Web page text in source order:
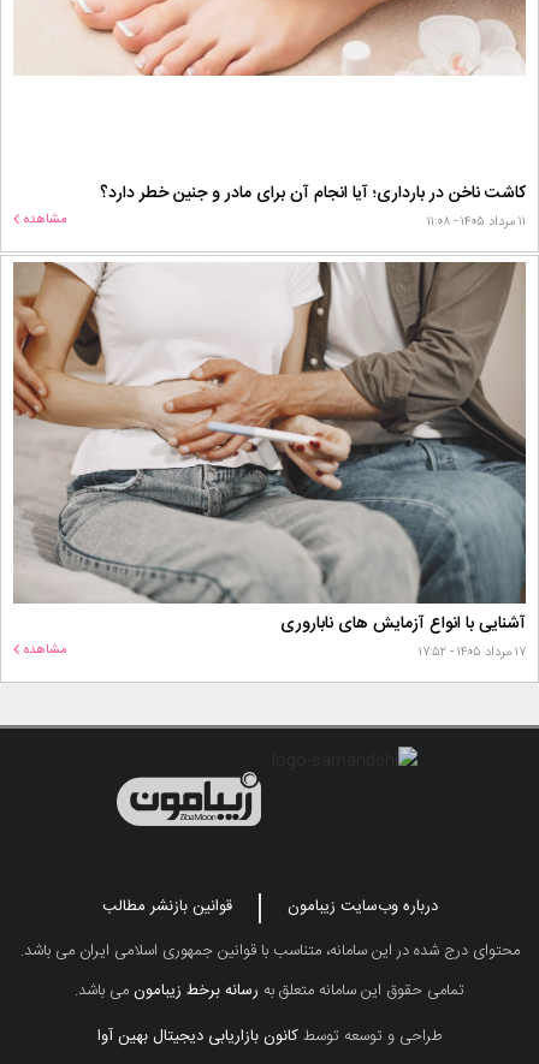
کاشت ناخن در بارداری؛ آیا انجام آن برای مادر و جنین خطر دارد؟
۱۱ مرداد ۱۴۰۵ - ۱۱:۰۸ مشاهده
آشنایی با انواع آزمایش های ناباروری
۱۷ مرداد ۱۴۰۵ - ۱۷:۵۲ مشاهده
درباره وب‌سایت زیبامون
قوانین بازنشر مطالب
محتوای درج شده در این سامانه، متناسب با قوانین جمهوری اسلامی ایران می باشد.
تمامی حقوق این سامانه متعلق به رسانه برخط زیبامونمی باشد.
طراحی و توسعه توسطکانون بازاریابی دیجیتال بهین آوا